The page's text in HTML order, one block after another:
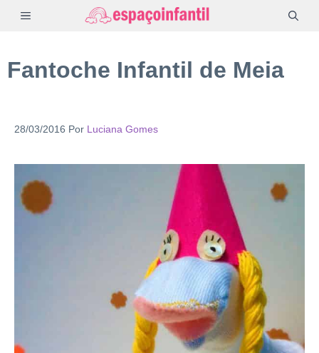
Pular
conteúdo
MENU
Fantoche Infantil de Meia
28/03/2016 Por Luciana Gomes